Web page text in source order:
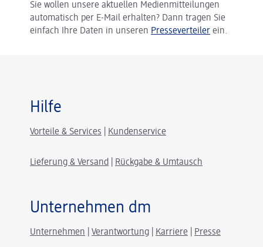
Sie wollen unsere aktuellen Medienmitteilungen
automatisch per E-Mail erhalten? Dann tragen Sie
einfach Ihre Daten in unseren Presseverteiler ein.
Hilfe
Vorteile & Services Kundenservice
Lieferung & Versand Rückgabe & Umtausch
Unternehmen dm
Unternehmen Verantwortung Karriere Presse